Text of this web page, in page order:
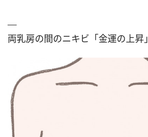
両乳房の間のニキビ「金運の上昇」